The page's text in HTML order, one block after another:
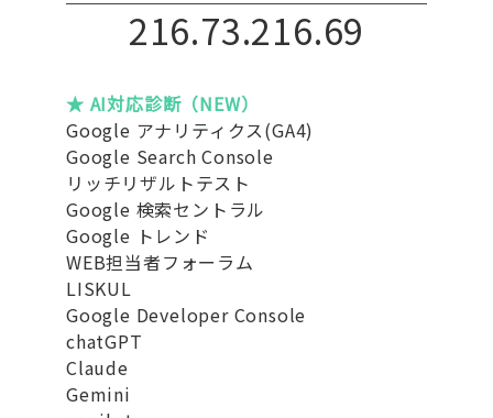
216.73.216.69
★ AI対応診断（NEW）
Google アナリティクス(GA4)
Google Search Console
リッチリザルトテスト
Google 検索セントラル
Google トレンド
WEB担当者フォーラム
LISKUL
Google Developer Console
chatGPT
Claude
Gemini